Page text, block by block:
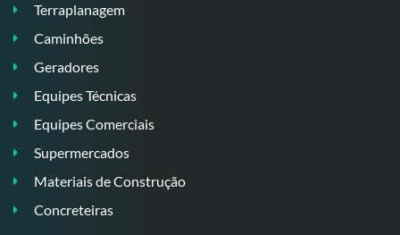
Terraplanagem
Caminhões
Geradores
Equipes Técnicas
Equipes Comerciais
Supermercados
Materiais de Construção
Concreteiras